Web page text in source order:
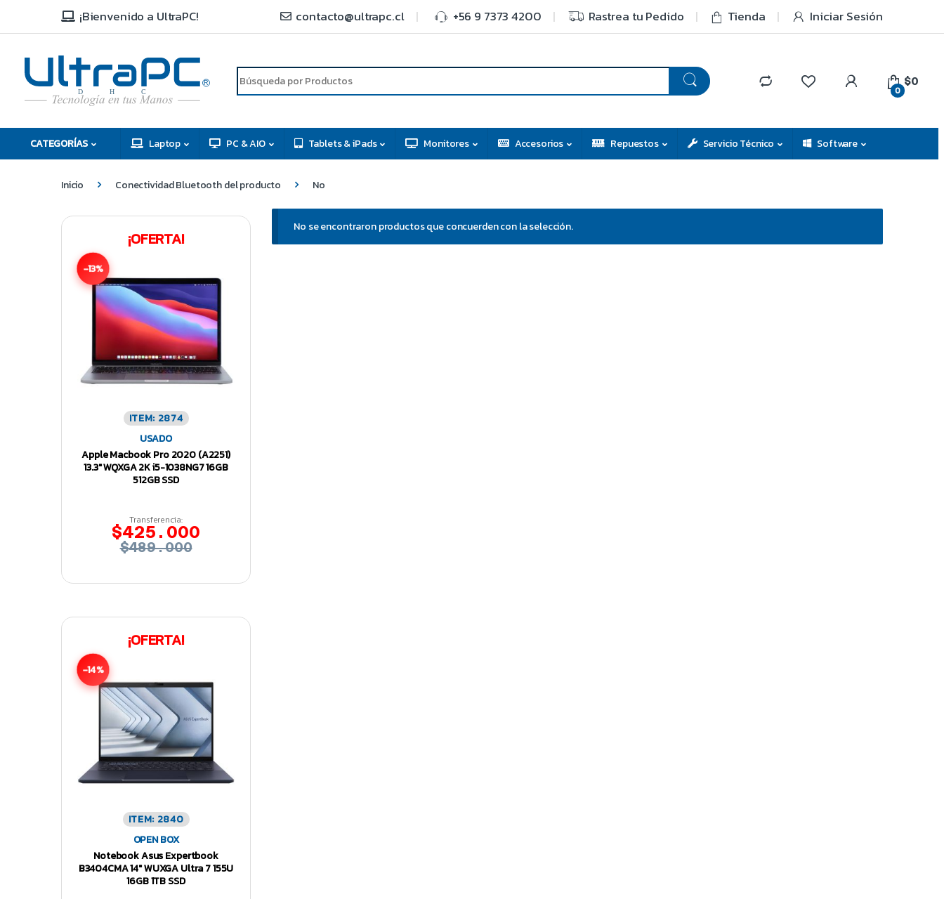
¡Bienvenido a UltraPC! contacto@ultrapc.cl +56 9 7373 4200 Rastrea tu Pedido Tienda Iniciar Sesión
C
H
D
R
0
$0
CATEGORÍAS Laptop PC & AIO Tablets & iPads Monitores Accesorios Repuestos Servicio Técnico Software
Inicio Conectividad Bluetooth del producto No
No se encontraron productos que concuerden con la selección.
¡OFERTA!
-13%
ITEM: 2874
USADO
Apple Macbook Pro 2020 (A2251)
13.3″ WQXGA 2K i5-1038NG7 16GB
512GB SSD
Transferencia:
$425.000
$489.000
¡OFERTA!
-14%
ITEM: 2840
OPEN BOX
Notebook Asus Expertbook
B3404CMA 14″ WUXGA Ultra 7 155U
16GB 1TB SSD